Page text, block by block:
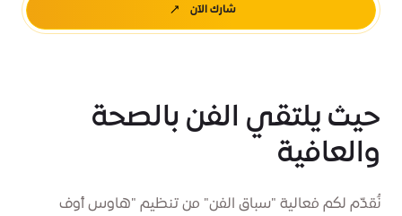
شارك الآن
حيث يلتقي الفن بالصحة
والعافية
نُقدّم لكم فعالية "سباق الفن" من تنظيم "هاوس أوف